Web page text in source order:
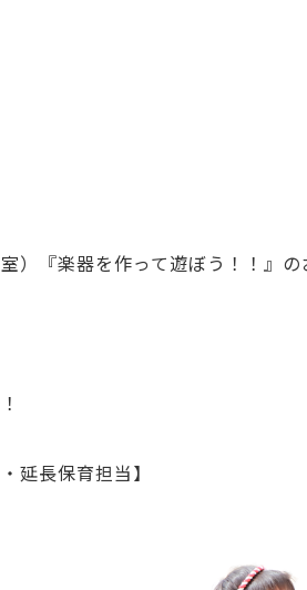
）『楽器を作って遊ぼう！！』の
延長保育担当】